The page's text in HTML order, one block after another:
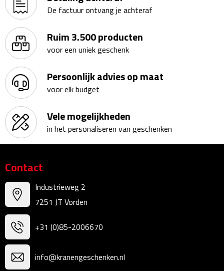
Bureauklokken
Bureaulampen
Bureau onderleggers
Bureau organizers
Bureausets
Bureau ventilatoren
Briefopeners
Gummen
Linialen
Magneten
De factuur ontvang je achteraf
Ruim 3.500 producten
voor een uniek geschenk
Persoonlijk advies op maat
voor elk budget
Vele mogelijkheden
in het personaliseren van geschenken
Contact
Industrieweg 2
7251 JT Vorden
+31 (0)85-2006670
info@kranengeschenken.nl